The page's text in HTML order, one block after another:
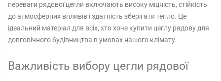
переваги рядової цегли включають високу міцність, стійкість
до атмосферних впливів і здатність зберігати тепло. Це
ідеальний матеріал для всіх, хто хоче купити цеглу рядову для
довговічного будівництва в умовах нашого клімату.
Важливість вибору цегли рядової